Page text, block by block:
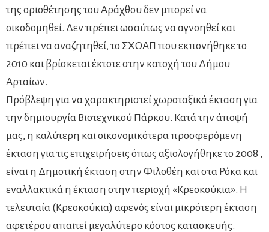
της οριοθέτησης του Αράχθου δεν μπορεί να
οικοδομηθεί. Δεν πρέπει ωσαύτως να αγνοηθεί και
πρέπει να αναζητηθεί, το ΣΧΟΑΠ που εκπονήθηκε το
2010 και βρίσκεται έκτοτε στην κατοχή του Δήμου
Αρταίων.
Πρόβλεψη για να χαρακτηριστεί χωροταξικά έκταση για
την δημιουργία Βιοτεχνικού Πάρκου. Κατά την άποψή
μας, η καλύτερη και οικονομικότερα προσφερόμενη
έκταση για τις επιχειρήσεις όπως αξιολογήθηκε το 2008 ,
είναι η Δημοτική έκταση στην Φιλοθέη και στα Ρόκα και
εναλλακτικά η έκταση στην περιοχή «Κρεοκούκια». Η
τελευταία (Κρεοκούκια) αφενός είναι μικρότερη έκταση
αφετέρου απαιτεί μεγαλύτερο κόστος κατασκευής.